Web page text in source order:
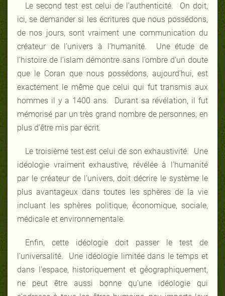
Le second test est celui de l’authenticité. On doit,
ici, se demander si les écritures que nous possédons,
de nos jours, sont vraiment une communication du
créateur de l’univers à l’humanité. Une étude de
l’histoire de l’islam démontre sans l’ombre d’un doute
que le Coran que nous possédons, aujourd’hui, est
exactement le même que celui qui fut transmis aux
hommes il y a 1400 ans. Durant sa révélation, il fut
mémorisé par un très grand nombre de personnes, en
plus d’être mis par écrit.
Le troisième test est celui de son exhaustivité. Une
idéologie vraiment exhaustive, révélée à l’humanité
par le créateur de l’univers, doit décrire le système le
plus avantageux dans toutes les sphères de la vie
incluant les sphères politique, économique, sociale,
médicale et environnementale.
Enfin, cette idéologie doit passer le test de
l’universalité. Une idéologie limitée dans le temps et
dans l’espace, historiquement et géographiquement,
ne peut être aussi bonne qu’une idéologie qui